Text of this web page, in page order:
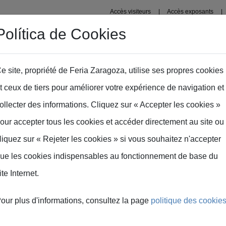
Accès visiteurs Accès exposants
facilement à
de Cookies
site, propriété de Feria Zaragoza, utilise ses propres cookies
ceux de tiers pour améliorer votre expérience de navigation et
des informations. Cliquez sur « Accepter les cookies »
accepter tous les cookies et accéder directement au site ou
sur « Rejeter les cookies » si vous souhaitez n'accepter
les cookies indispensables au fonctionnement de base du
Internet.
plus d'informations, consultez la page politique des cookies